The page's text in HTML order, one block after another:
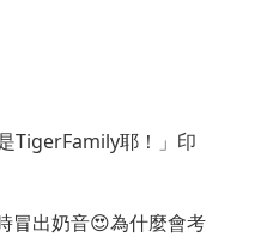
TigerFamily耶！」印
冒出奶音😍為什麼會考